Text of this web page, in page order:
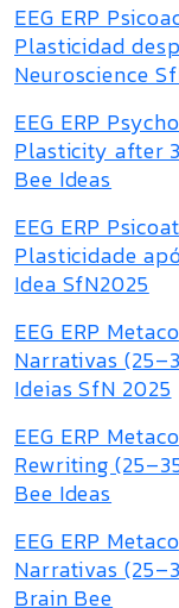
EEG ERP
Plasticidad
Neuroscience
EEG ERP
Plasticity after
Bee Ideas
EEG ERP
Plasticidade
Idea SfN2025
EEG ERP
Narrativas
Ideias SfN 2025
EEG ERP
Rewriting
Bee Ideas
EEG ERP
Narrativas
Brain Bee